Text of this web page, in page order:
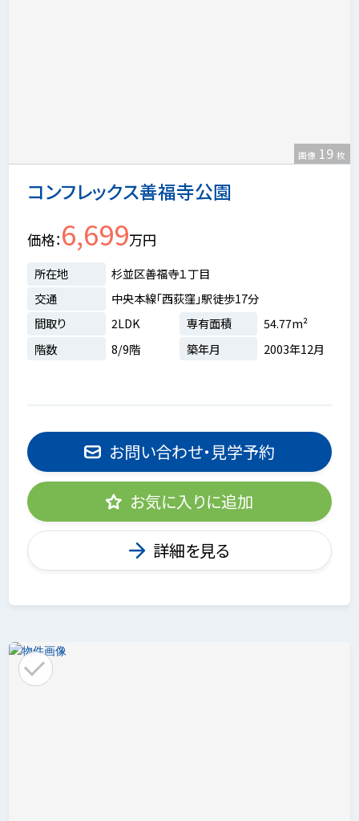
コンフレックス善福寺公園
画像 19 枚
価格 6,699万円
所在地
杉並区善福寺１丁目
交通
中央本線「西荻窪」駅徒歩17分
間取り
2LDK 専有面積
54.77m²
階数
8/9階 築年月 2003年12月
お問い合わせ・見学予約
お気に入りに追加
詳細を見る